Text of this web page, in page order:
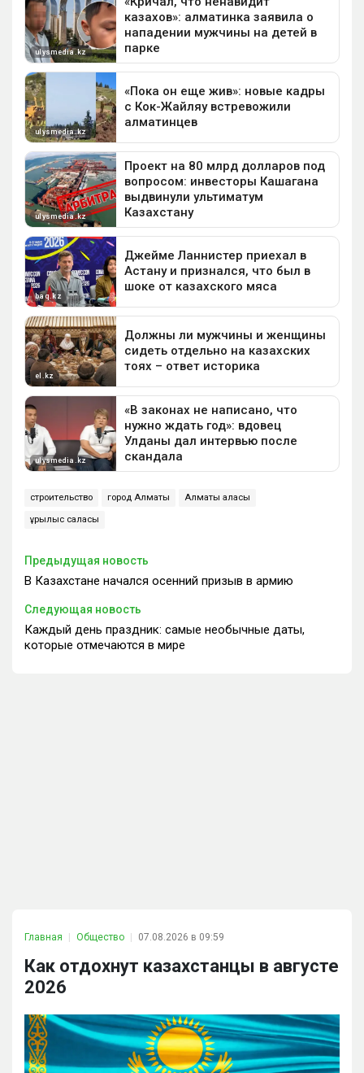
строительство город Алматы Алматы қаласы
құрылыс саласы
Предыдущая новость
В Казахстане начался осенний призыв в армию
Следующая новость
Каждый день праздник: самые необычные даты,
которые отмечаются в мире
Главная Общество 07.08.2026 в 09:59
Как отдохнут казахстанцы в августе
2026